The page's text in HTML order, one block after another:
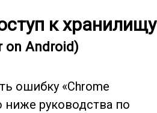
к хранилищу
on Android)
ошибку «Chrome
ниже руководства по